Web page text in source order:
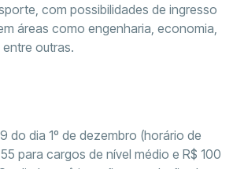
com possibilidades de ingresso
áreas como engenharia, economia,
outras.
do dia 1º de dezembro (horário de
para cargos de nível médio e R$ 100